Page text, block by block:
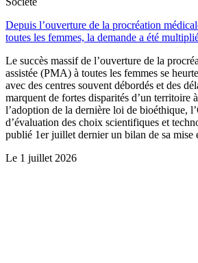
Depuis l’ouverture de la procréation
toutes les femmes, la demande a été
Le succès massif de l’ouverture de la
assistée (PMA) à toutes les femmes se
avec des centres souvent débordés et des
marquent de fortes disparités d’un territoire
l’adoption de la dernière loi de bioéthique,
d’évaluation des choix scientifiques et
publié 1er juillet dernier un bilan de sa mise
Le 1 juillet 2026